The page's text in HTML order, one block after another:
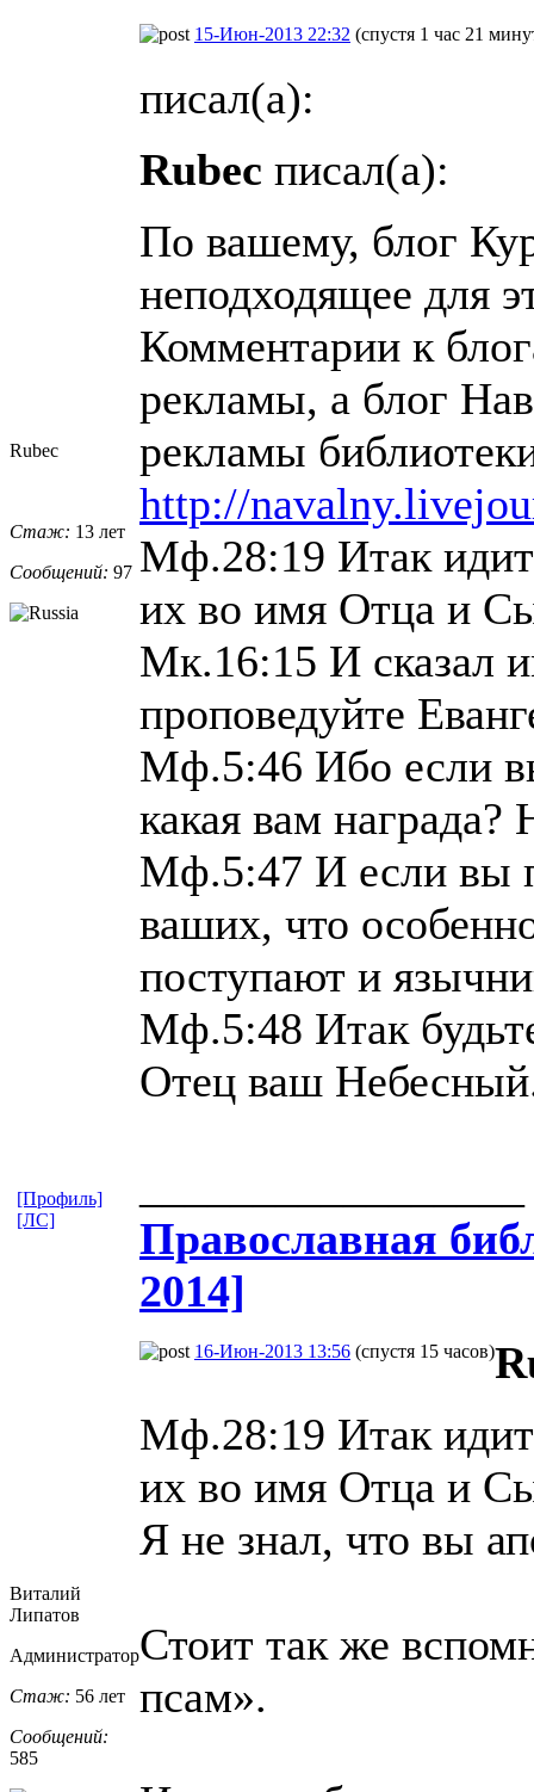
Rubec
Стаж: 13 лет
Сообщений: 97
15-Июн-2013 22:32 (спустя 1 час 21
писал(а):
Rubec писал(а):
По вашему, блог
неподходящее для
Комментарии к
рекламы, а блог
рекламы
http://
Мф.28:19 Итак
их во имя Отца и
Мк.16:15 И сказал
проповедуйте
Мф.5:46 Ибо если
какая вам
Мф.5:47 И если вы
ваших, что
поступают и
Мф.5:48 Итак
Отец ваш
Православная​
2014]
[Профиль]
[ЛС]
Виталий
Липатов
Администратор
Стаж: 56 лет
Сообщений:
585
16-Июн-2013 13:56 (спустя 15 часов)
Мф.28:19 Итак
их во имя Отца и
Я не знал, что вы
Стоит так же
псам».